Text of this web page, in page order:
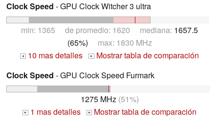
Clock Speed - GPU Clock Witcher 3 ultra
min: 1365 de promedio: 1620 mediana: 1657.5
(65%) max: 1830 MHz
+ 10 mas detalles + Mostrar tabla de comparación
Clock Speed - GPU Clock Speed Furmark
1275 MHz(51%)
+ 1 mas detalles +
Mostrar tabla de comparación